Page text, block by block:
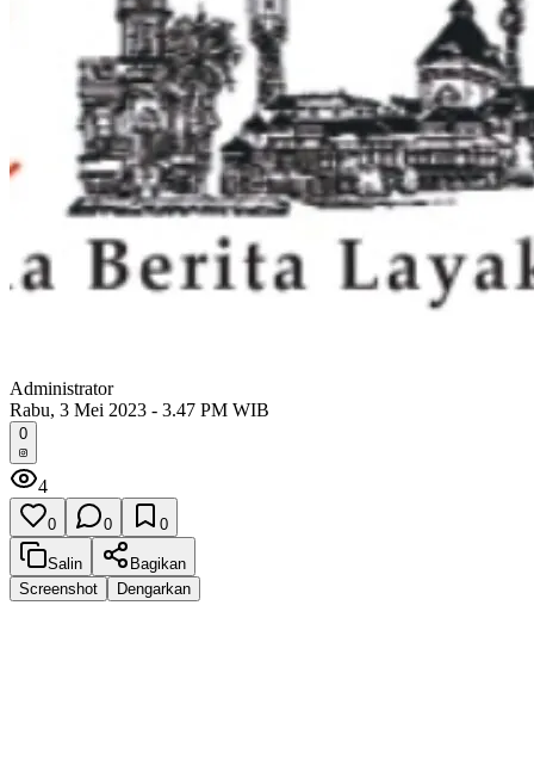
Administrator
Rabu, 3 Mei 2023 - 3.47 PM WIB
0
4
0 0 0
Salin
Bagikan
Screenshot
Dengarkan